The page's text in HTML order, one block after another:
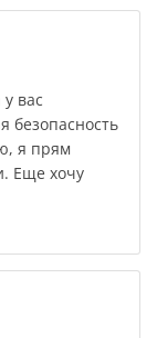
вас
безопасность
я прям
Еще хочу